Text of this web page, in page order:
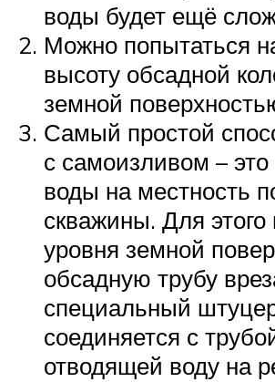
воды будет ещё
Можно попытаться
высоту обсадной
земной
Самый простой
с самоизливом –
воды на местность
скважины. Для
уровня земной
обсадную трубу
специальный
соединяется с
отводящей воду на